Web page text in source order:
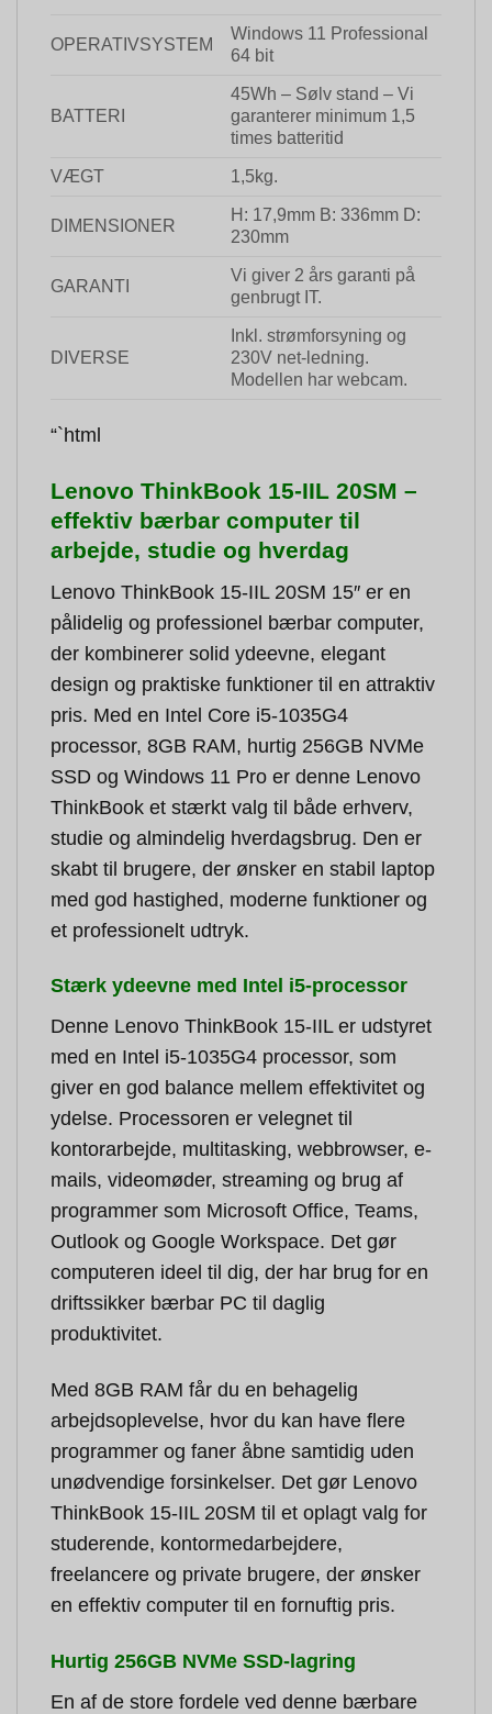
OPERATIVSYSTEM
Windows 11 Professional
64 bit
BATTERI
45Wh – Sølv stand – Vi
garanterer minimum 1,5
times batteritid
VÆGT 1,5kg.
DIMENSIONER
H: 17,9mm B: 336mm D:
230mm
GARANTI
Vi giver 2 års garanti på
genbrugt IT.
DIVERSE
Inkl. strømforsyning og
230V net-ledning.
Modellen har webcam.
“`html
Lenovo ThinkBook 15-IIL 20SM –
effektiv bærbar computer til
arbejde, studie og hverdag
Lenovo ThinkBook 15-IIL 20SM 15″ er en
pålidelig og professionel bærbar computer,
der kombinerer solid ydeevne, elegant
design og praktiske funktioner til en attraktiv
pris. Med en Intel Core i5-1035G4
processor, 8GB RAM, hurtig 256GB NVMe
SSD og Windows 11 Pro er denne Lenovo
ThinkBook et stærkt valg til både erhverv,
studie og almindelig hverdagsbrug. Den er
skabt til brugere, der ønsker en stabil laptop
med god hastighed, moderne funktioner og
et professionelt udtryk.
Stærk ydeevne med Intel i5-processor
Denne Lenovo ThinkBook 15-IIL er udstyret
med en Intel i5-1035G4 processor, som
giver en god balance mellem effektivitet og
ydelse. Processoren er velegnet til
kontorarbejde, multitasking, webbrowser, e-
mails, videomøder, streaming og brug af
programmer som Microsoft Office, Teams,
Outlook og Google Workspace. Det gør
computeren ideel til dig, der har brug for en
driftssikker bærbar PC til daglig
produktivitet.
Med 8GB RAM får du en behagelig
arbejdsoplevelse, hvor du kan have flere
programmer og faner åbne samtidig uden
unødvendige forsinkelser. Det gør Lenovo
ThinkBook 15-IIL 20SM til et oplagt valg for
studerende, kontormedarbejdere,
freelancere og private brugere, der ønsker
en effektiv computer til en fornuftig pris.
Hurtig 256GB NVMe SSD-lagring
En af de store fordele ved denne bærbare